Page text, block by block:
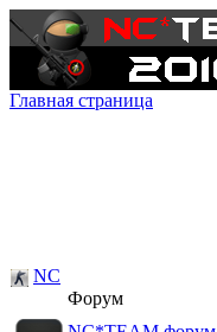
Главная страница
NC
Форум